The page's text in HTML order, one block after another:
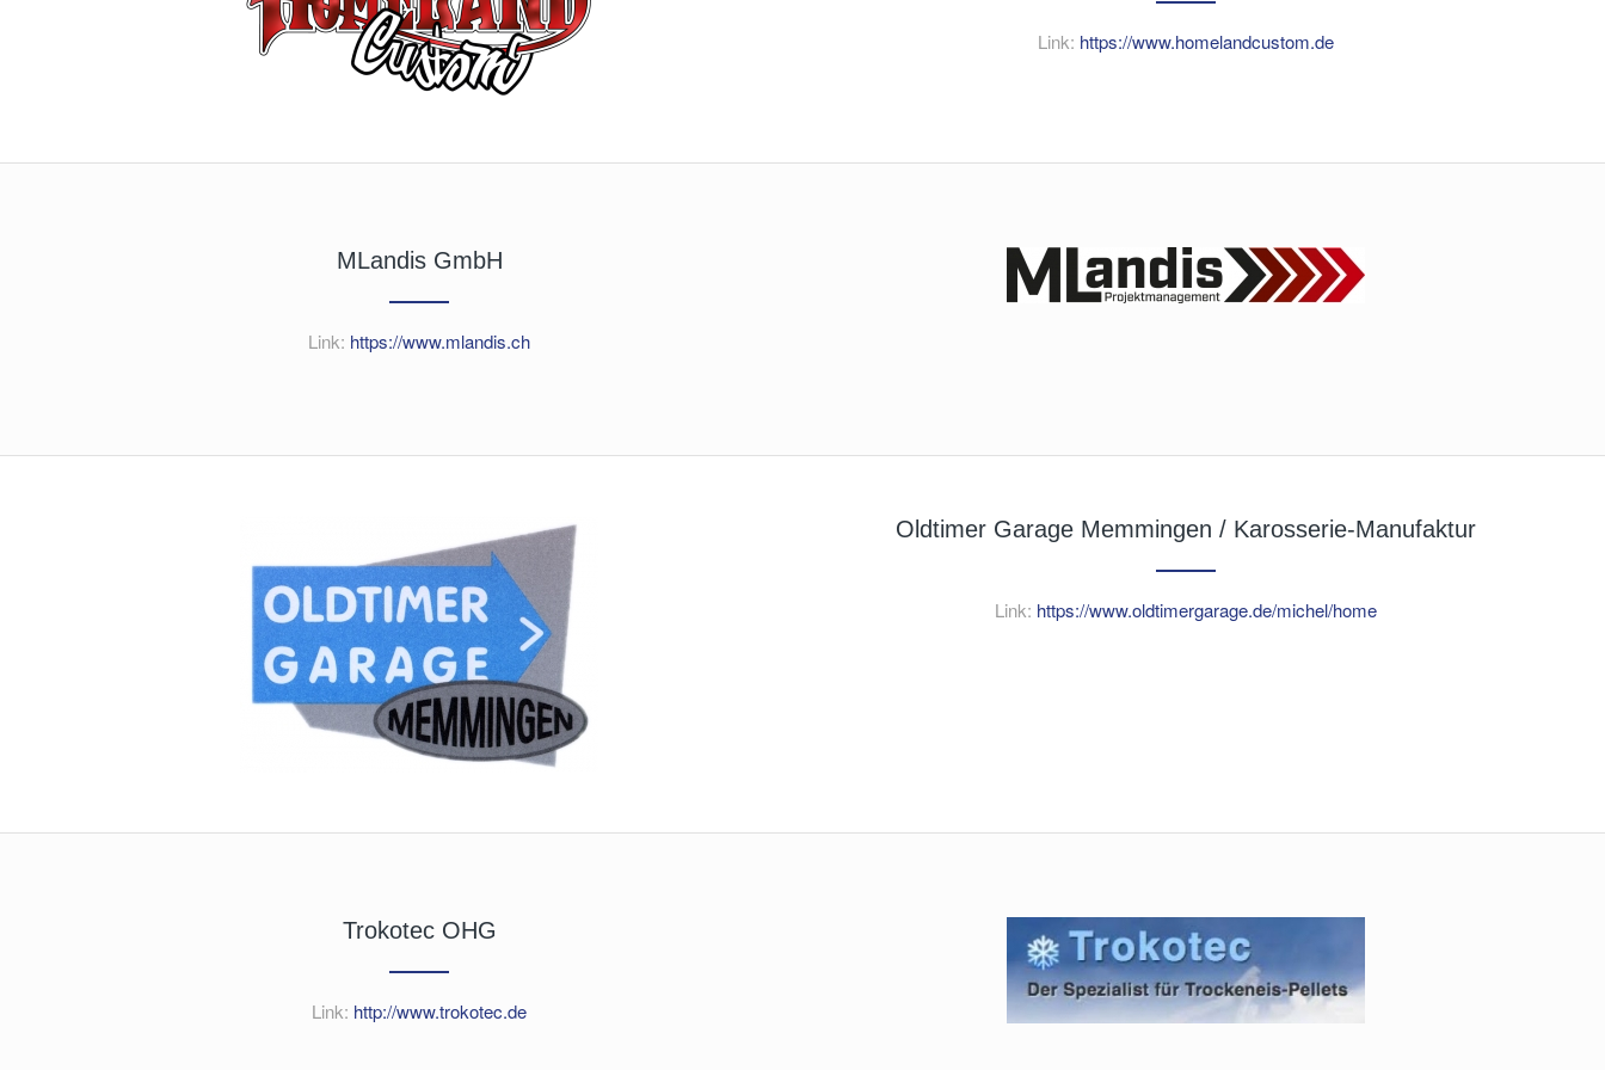
Link: https://www.homelandcustom.de
MLandis GmbH
Link: https://www.mlandis.ch
Oldtimer Garage Memmingen / Karosserie-Manufaktur
Link: https://www.oldtimergarage.de/michel/home
Trokotec OHG
Link: http://www.trokotec.de